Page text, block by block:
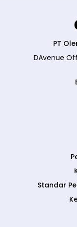
PT
DAvenue
Standar